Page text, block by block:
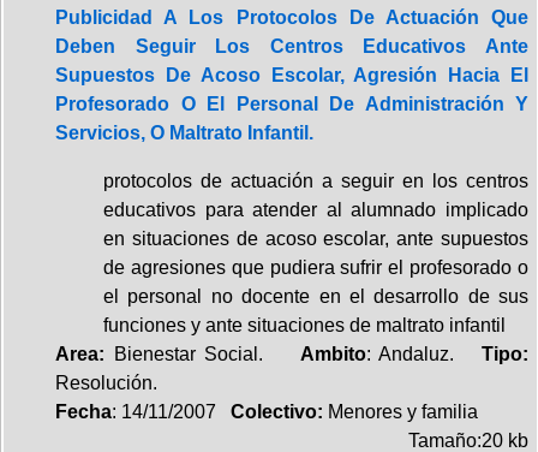
Publicidad A Los Protocolos De Actuación Que
Deben Seguir Los Centros Educativos Ante
Supuestos De Acoso Escolar, Agresión Hacia El
Profesorado O El Personal De Administración Y
Servicios, O Maltrato Infantil.
protocolos de actuación a seguir en los centros
educativos para atender al alumnado implicado
en situaciones de acoso escolar, ante supuestos
de agresiones que pudiera sufrir el profesorado o
el personal no docente en el desarrollo de sus
funciones y ante situaciones de maltrato infantil
Area: Bienestar Social. Ambito: Andaluz.Tipo:
Resolución.
Fecha: 14/11/2007 Colectivo: Menores y familia
Tamaño:20 kb